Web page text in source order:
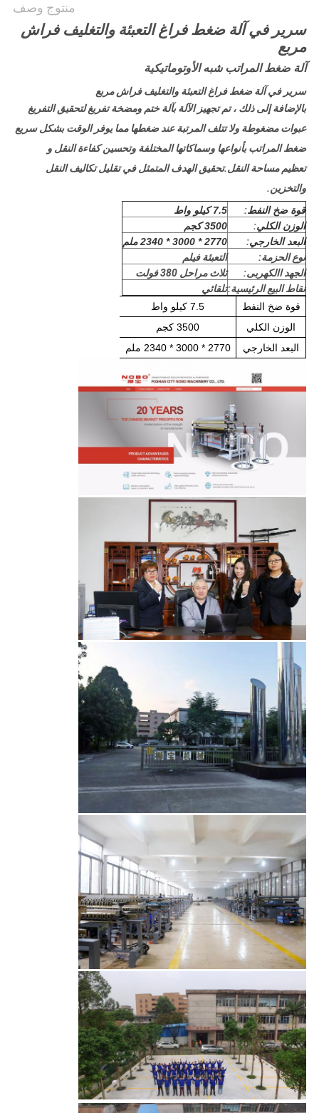
منتوج وصف
سرير في آلة ضغط فراغ التعبئة والتغليف فراش
مربع
آلة ضغط المراتب شبه الأوتوماتيكية
سرير في آلة ضغط فراغ التعبئة والتغليف فراش مربع
بالإضافة إلى ذلك ، تم تجهيز الآلة بآلة ختم ومضخة تفريغ لتحقيق التفريغ
عبوات مضغوطة ولا تتلف المرتبة عند ضغطها مما يوفر الوقت بشكل سريع
ضغط المراتب بأنواعها وسماكاتها المختلفة وتحسين كفاءة النقل و
تعظيم مساحة النقل.تحقيق الهدف المتمثل في تقليل تكاليف النقل
والتخزين.
قوة ضخ النفط:
7.5 كيلو واط
الوزن الكلي:
3500 كجم
البعد الخارجي:
2770 * 3000 * 2340 ملم
نوع الحزمة:
التعبئة فيلم
الجهد االكهربى:
ثلاث مراحل 380 فولت
نقاط البيع الرئيسية:تلقائي
قوة ضخ النفط
7.5 كيلو واط
الوزن الكلي
3500 كجم
البعد الخارجي
2770 * 3000 * 2340 ملم